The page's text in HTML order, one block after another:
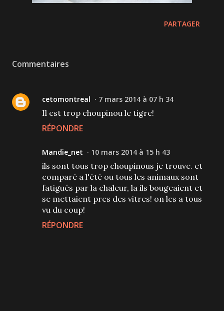
PARTAGER
Commentaires
cetomontreal 7 mars 2014 à 07 h 34
Il est trop choupinou le tigre!
RÉPONDRE
Mandie_net 10 mars 2014 à 15 h 43
ils sont tous trop choupinous je trouve. et
comparé a l'été ou tous les animaux sont
fatigués par la chaleur, la ils bougeaient et
se mettaient pres des vitres! on les a tous
vu du coup!
RÉPONDRE